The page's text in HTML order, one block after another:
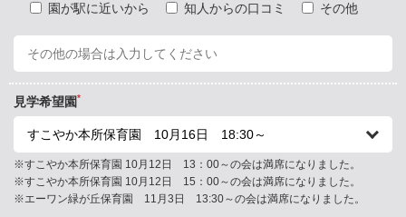
園が駅に近いから 知人からの口コミ その他
見学希望園*
※すこやか本所保育園 10月12日 13：00～の会は満席になりました。
※すこやか本所保育園 10月12日 15：00～の会は満席になりました。
※エーワン緑が丘保育園 11月3日 13:30～の会は満席になりました。